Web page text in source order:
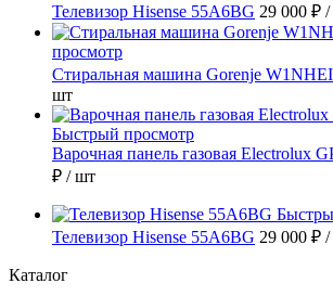
Телевизор Hisense 55A6BG 29 000 ₽
просмотр
Стиральная машина Gorenje
шт
Быстрый просмотр
Варочная панель газовая Electrolux
₽ / шт
Телевизор Hisense 55A6BG 29 000 ₽
Каталог